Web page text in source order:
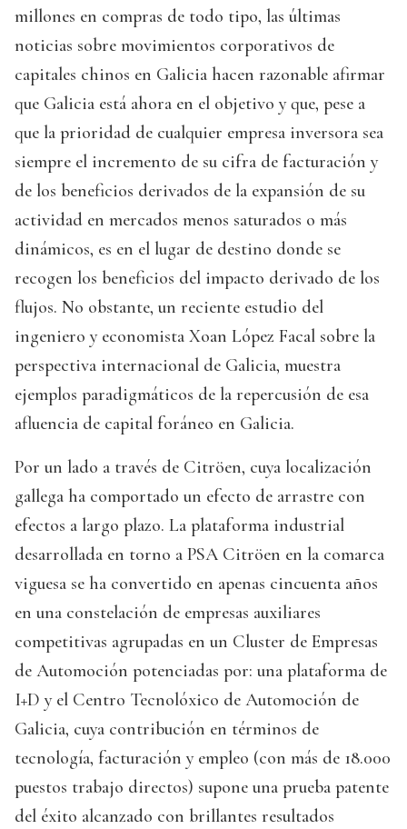
millones en compras de todo tipo, las últimas
noticias sobre movimientos corporativos de
capitales chinos en Galicia hacen razonable afirmar
que Galicia está ahora en el objetivo y que, pese a
que la prioridad de cualquier empresa inversora sea
siempre el incremento de su cifra de facturación y
de los beneficios derivados de la expansión de su
actividad en mercados menos saturados o más
dinámicos, es en el lugar de destino donde se
recogen los beneficios del impacto derivado de los
flujos. No obstante, un reciente estudio del
ingeniero y economista Xoan López Facal sobre la
perspectiva internacional de Galicia, muestra
ejemplos paradigmáticos de la repercusión de esa
afluencia de capital foráneo en Galicia.
Por un lado a través de Citröen, cuya localización
gallega ha comportado un efecto de arrastre con
efectos a largo plazo. La plataforma industrial
desarrollada en torno a PSA Citröen en la comarca
viguesa se ha convertido en apenas cincuenta años
en una constelación de empresas auxiliares
competitivas agrupadas en un Cluster de Empresas
de Automoción potenciadas por: una plataforma de
I+D y el Centro Tecnolóxico de Automoción de
Galicia, cuya contribución en términos de
tecnología, facturación y empleo (con más de 18.000
puestos trabajo directos) supone una prueba patente
del éxito alcanzado con brillantes resultados